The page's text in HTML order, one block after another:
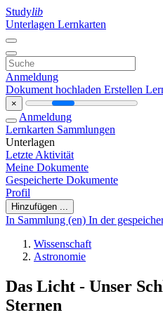
Studylib
Unterlagen Lernkarten
Anmeldung
Dokument hochladen Erstellen
×
Anmeldung
Lernkarten Sammlungen
Unterlagen
Letzte Aktivität
Meine Dokumente
Gespeicherte Dokumente
Profil
Hinzufügen ...
In Sammlung (en) In der
Wissenschaft
Astronomie
Das Licht - Unser
Sternen